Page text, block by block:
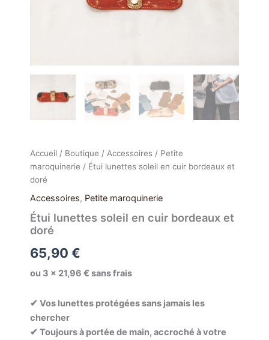
Accueil / Boutique / Accessoires / Petite
maroquinerie / Étui lunettes soleil en cuir bordeaux et
doré
Accessoires, Petite maroquinerie
Étui lunettes soleil en cuir bordeaux et
doré
65,90 €
ou 3 × 21,96 € sans frais
✔ Vos lunettes protégées sans jamais les
chercher
✔ Toujours à portée de main, accroché à votre